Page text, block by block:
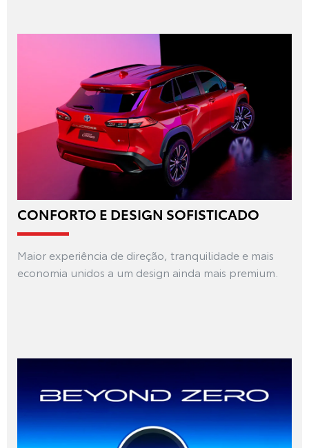
CONFORTO E DESIGN SOFISTICADO
Maior experiência de direção, tranquilidade e mais
economia unidos a um design ainda mais premium.